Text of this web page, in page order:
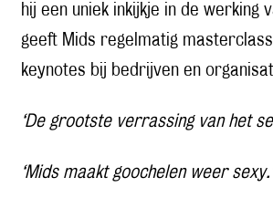
hij een uniek inkijkje in de werking
geeft Mids regelmatig
keynotes bij bedrijven en
‘De grootste verrassing van het
‘Mids maakt goochelen weer